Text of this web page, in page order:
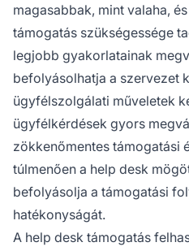
magasabbak, mint valaha,
támogatás szükségessége
legjobb gyakorlatainak
befolyásolhatja a szervezet
ügyfélszolgálati műveletek
ügyfélkérdések gyors
zökkenőmentes támogatási
túlmenően a help desk
befolyásolja a támogatási
hatékonyságát.
A help desk támogatás